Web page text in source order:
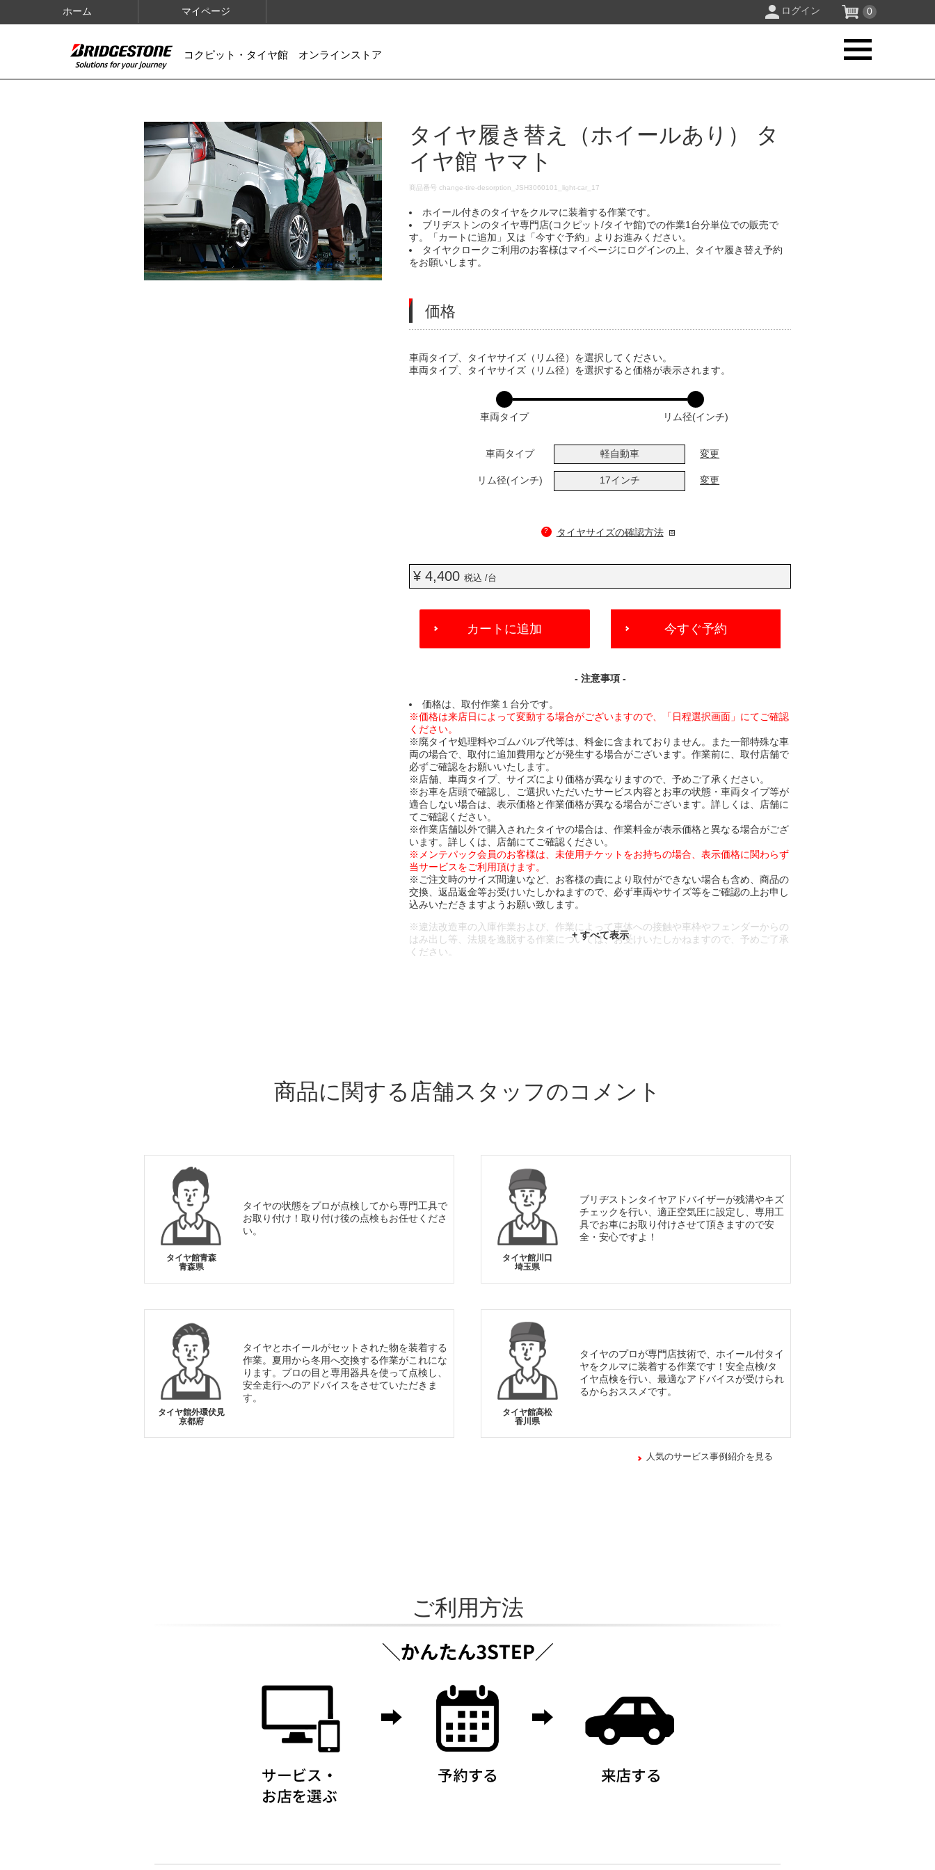
ホーム マイページ ログイン 0
コクピット・タイヤ館 オンラインストア
IMAGES
タイヤ履き替え（ホイールあり） タ
イヤ館 ヤマト
DETAILS
商品番号change-tire-desorption_JSH3060101_light-car_17
ホイール付きのタイヤをクルマに装着する作業です。
ブリヂストンのタイヤ専門店(コクピット/タイヤ館)での作業1台分単位での販売で
す。「カートに追加」又は「今すぐ予約」よりお進みください。
タイヤクロークご利用のお客様はマイページにログインの上、タイヤ履き替え予約
をお願いします。
価格
VARIATIONS
車両タイプ、タイヤサイズ（リム径）を選択してください。
車両タイプ、タイヤサイズ（リム径）を選択すると価格が表示されます。
車両タイプ リム径(インチ)
車両タイプ 軽自動車 変更
リム径(インチ) 17インチ 変更
? タイヤサイズの確認方法
¥ 4,400税込 /台
ADD
CART
カートに追加 今すぐ予約
- 注意事項 -
価格は、取付作業１台分です。
※価格は来店日によって変動する場合がございますので、「日程選択画面」にてご確認
ください。
※廃タイヤ処理料やゴムバルブ代等は、料金に含まれておりません。また一部特殊な車
両の場合で、取付に追加費用などが発生する場合がございます。作業前に、取付店舗で
必ずご確認をお願いいたします。
※店舗、車両タイプ、サイズにより価格が異なりますので、予めご了承ください。
※お車を店頭で確認し、ご選択いただいたサービス内容とお車の状態・車両タイプ等が
適合しない場合は、表示価格と作業価格が異なる場合がございます。詳しくは、店舗に
てご確認ください。
※作業店舗以外で購入されたタイヤの場合は、作業料金が表示価格と異なる場合がござ
います。詳しくは、店舗にてご確認ください。
※メンテパック会員のお客様は、未使用チケットをお持ちの場合、表示価格に関わらず
当サービスをご利用頂けます。
※ご注文時のサイズ間違いなど、お客様の責により取付ができない場合も含め、商品の
交換、返品返金等お受けいたしかねますので、必ず車両やサイズ等をご確認の上お申し
込みいただきますようお願い致します。
※違法改造車の入庫作業および、作業によって車体への接触や車枠やフェンダーからの
はみ出し等、法規を逸脱する作業については、お受けいたしかねますので、予めご了承
ください。
商品に関する店舗スタッフのコメント
タイヤ館青森
青森県
タイヤの状態をプロが点検してから専門工具で
お取り付け！取り付け後の点検もお任せくださ
い。
タイヤ館川口
埼玉県
ブリヂストンタイヤアドバイザーが残溝やキズ
チェックを行い、適正空気圧に設定し、専用工
具でお車にお取り付けさせて頂きますので安
全・安心ですよ！
タイヤ館外環伏見
京都府
タイヤとホイールがセットされた物を装着する
作業。夏用から冬用へ交換する作業がこれにな
ります。プロの目と専用器具を使って点検し、
安全走行へのアドバイスをさせていただきま
す。
タイヤ館高松
香川県
タイヤのプロが専門店技術で、ホイール付タイ
ヤをクルマに装着する作業です！安全点検/タ
イヤ点検を行い、最適なアドバイスが受けられ
るからおススメです。
人気のサービス事例紹介を見る
ご利用方法